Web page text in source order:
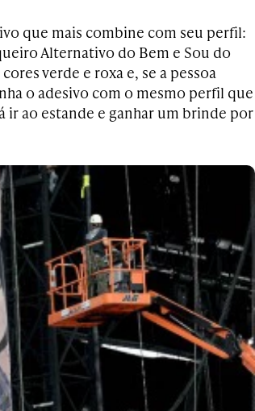
que mais combine com seu perfil:
Alternativo do Bem e Sou do
verde e roxa e, se a pessoa
o adesivo com o mesmo perfil que
ir ao estande e ganhar um brinde por